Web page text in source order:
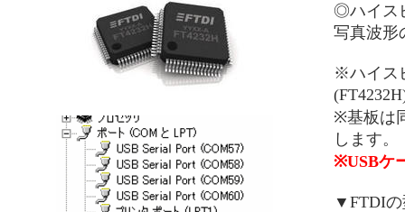
◎ハイス
写真波形
※ハイス
※基板は
します。
※USBケ
▼FTDIの